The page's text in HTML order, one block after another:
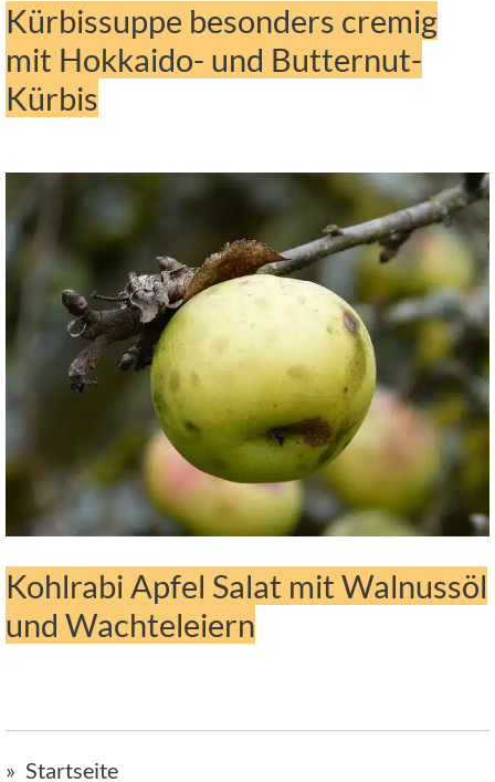
Kürbissuppe besonders cremig
mit Hokkaido- und Butternut-
Kürbis
Kohlrabi Apfel Salat mit Walnussöl
und Wachteleiern
Startseite